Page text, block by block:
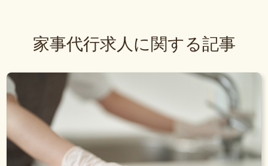
家事代行求人に関する記事